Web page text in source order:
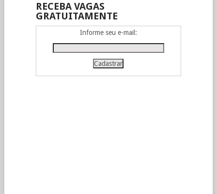
RECEBA VAGAS
GRATUITAMENTE
Informe seu e-mail: